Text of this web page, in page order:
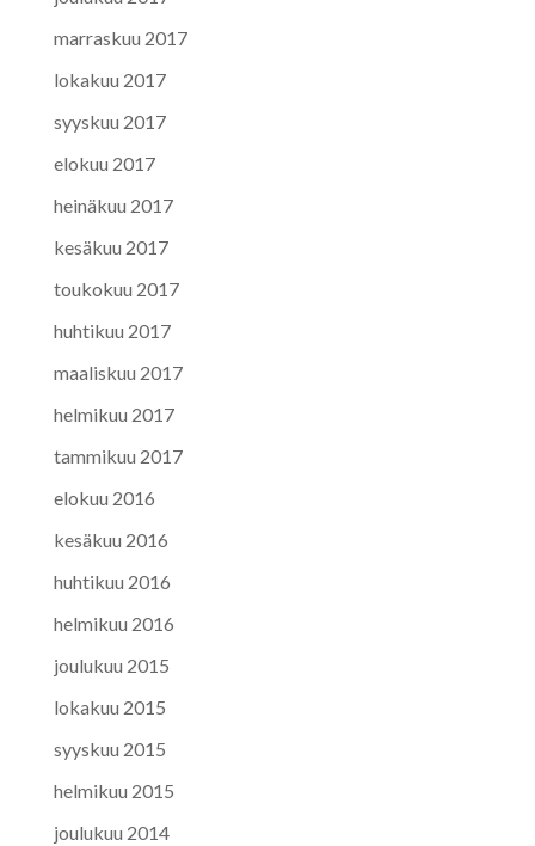
marraskuu 2017
lokakuu 2017
syyskuu 2017
elokuu 2017
heinäkuu 2017
kesäkuu 2017
toukokuu 2017
huhtikuu 2017
maaliskuu 2017
helmikuu 2017
tammikuu 2017
elokuu 2016
kesäkuu 2016
huhtikuu 2016
helmikuu 2016
joulukuu 2015
lokakuu 2015
syyskuu 2015
helmikuu 2015
joulukuu 2014